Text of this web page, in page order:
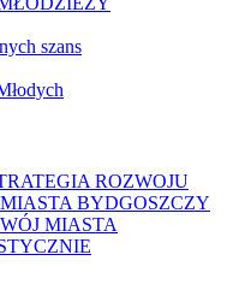
szans
ROZWOJU
BYDGOSZCZY
MIASTA